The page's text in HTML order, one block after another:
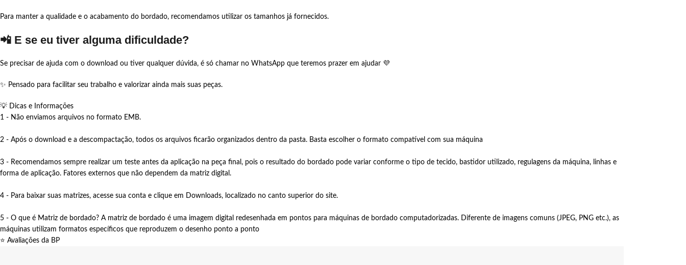
Para manter a qualidade e o acabamento do bordado, recomendamos utilizar os tamanhos já fornecidos.
📲 E se eu tiver alguma dificuldade?
Se precisar de ajuda com o download ou tiver qualquer dúvida, é só chamar no WhatsApp que teremos prazer em ajudar 💜
✨ Pensado para facilitar seu trabalho e valorizar ainda mais suas peças.
💡 Dicas e Informações
1 - Não enviamos arquivos no formato EMB.
2 - Após o download e a descompactação, todos os arquivos ficarão organizados dentro da pasta. Basta escolher o formato compatível com sua máquina
3 - Recomendamos sempre realizar um teste antes da aplicação na peça final, pois o resultado do bordado pode variar conforme o tipo de tecido, bastidor utilizado, regulagens da máquina, linhas e
forma de aplicação. Fatores externos que não dependem da matriz digital.
4 - Para baixar suas matrizes, acesse sua conta e clique em Downloads, localizado no canto superior do site.
5 - O que é Matriz de bordado? A matriz de bordado é uma imagem digital redesenhada em pontos para máquinas de bordado computadorizadas. Diferente de imagens comuns (JPEG, PNG etc.), as
máquinas utilizam formatos específicos que reproduzem o desenho ponto a ponto
⭐ Avaliações da BP